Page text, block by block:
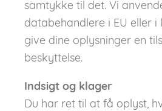
samtykke til det. Vi
databehandlere i EU eller i
give dine oplysninger en
beskyttelse.
Indsigt og klager
Du har ret til at få oplyst,